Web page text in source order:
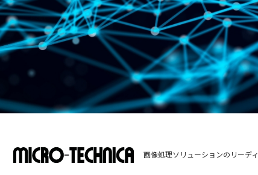
画像処理ソリューションのリーデ